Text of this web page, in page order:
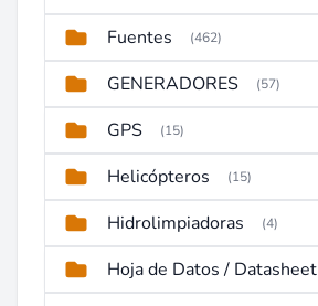
Fuentes (462)
GENERADORES (57)
GPS (15)
Helicópteros (15)
Hidrolimpiadoras (4)
Hoja de Datos / Datasheet